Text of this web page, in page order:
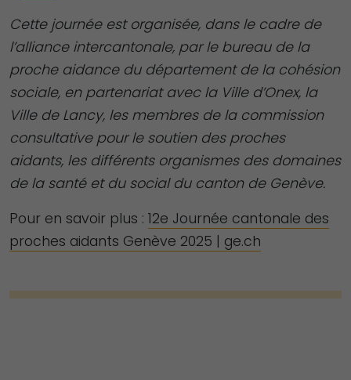
Cette journée est organisée, dans le cadre de
l’alliance intercantonale, par le bureau de la
proche aidance du département de la cohésion
sociale, en partenariat avec la Ville d’Onex, la
Ville de Lancy, les membres de la commission
consultative pour le soutien des proches
aidants, les différents organismes des domaines
de la santé et du social du canton de Genève.
Pour en savoir plus : 12e Journée cantonale des
proches aidants Genève 2025 | ge.ch